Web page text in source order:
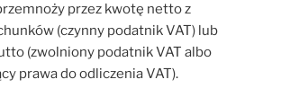
przez kwotę netto z
(czynny podatnik VAT) lub
(zwolniony podatnik VAT albo
prawa do odliczenia VAT).